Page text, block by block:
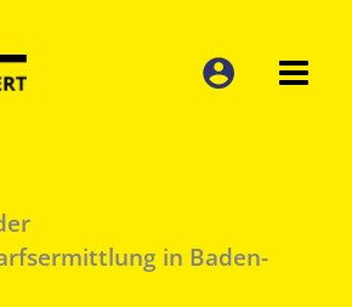
in Baden-